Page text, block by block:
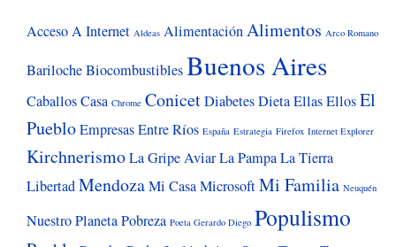
Acceso A Internet Aldeas AlimentaciónAlimentos Arco Romano
BarilocheBiocombustiblesBuenos Aires
CaballosCasa Chrome ConicetDiabetesDietaEllasEllosEl
PuebloEmpresasEntre Ríos España Estrategia Firefox Internet Explorer
KirchnerismoLa Gripe AviarLa PampaLa Tierra
LibertadMendozaMi CasaMicrosoftMi Familia Neuquén
Nuestro PlanetaPobreza Poeta Gerardo Diego Populismo